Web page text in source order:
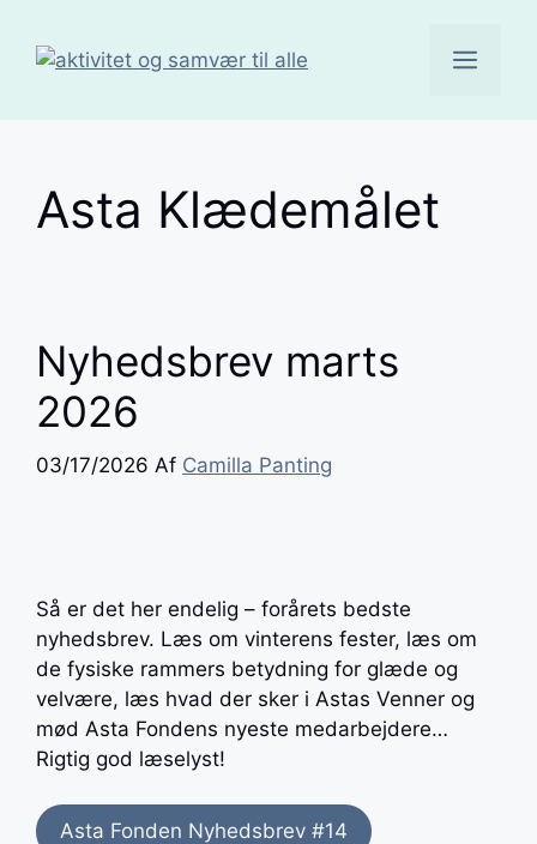
indhold
Asta Klædemålet
Nyhedsbrev marts
2026
03/17/2026 Af Camilla Panting
Så er det her endelig – forårets bedste
nyhedsbrev. Læs om vinterens fester, læs om
de fysiske rammers betydning for glæde og
velvære, læs hvad der sker i Astas Venner og
mød Asta Fondens nyeste medarbejdere…
Rigtig god læselyst!
Asta Fonden Nyhedsbrev #14